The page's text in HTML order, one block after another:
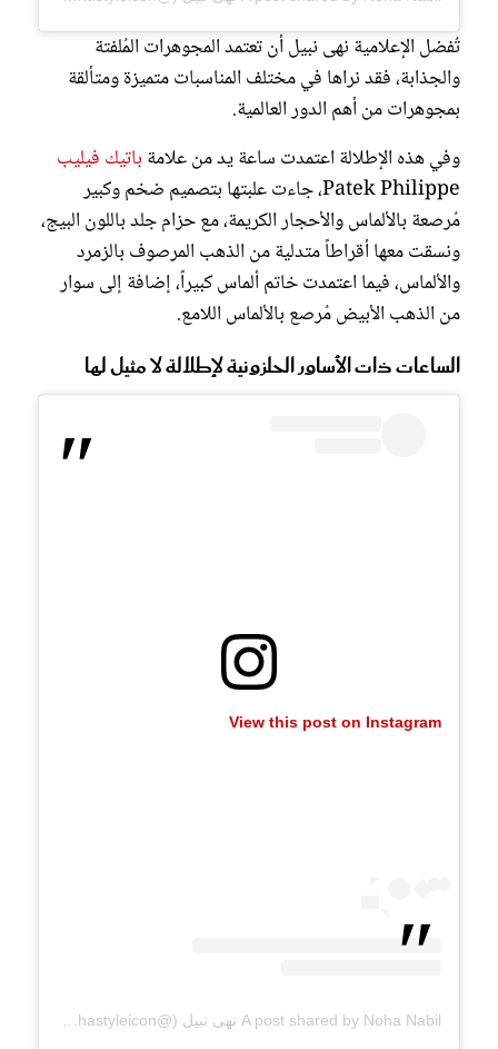
تُفضل الإعلامية نهى نبيل أن تعتمد المجوهرات المُلفتة
والجذابة، فقد نراها في مختلف المناسبات متميزة ومتألقة
بمجوهرات من أهم الدور العالمية.
وفي هذه الإطلالة اعتمدت ساعة يد من علامة باتيك فيليب
Patek Philippe، جاءت علبتها بتصميم ضخم وكبير
مُرصعة بالألماس والأحجار الكريمة، مع حزام جلد باللون البيج،
ونسقت معها أقراطاً متدلية من الذهب المرصوف بالزمرد
والألماس، فيما اعتمدت خاتم ألماس كبيراً، إضافة إلى سوار
من الذهب الأبيض مُرصع بالألماس اللامع.
الساعات ذات الأساور الحلزونية لإطلالة لا مثيل لها
View this post on Instagram